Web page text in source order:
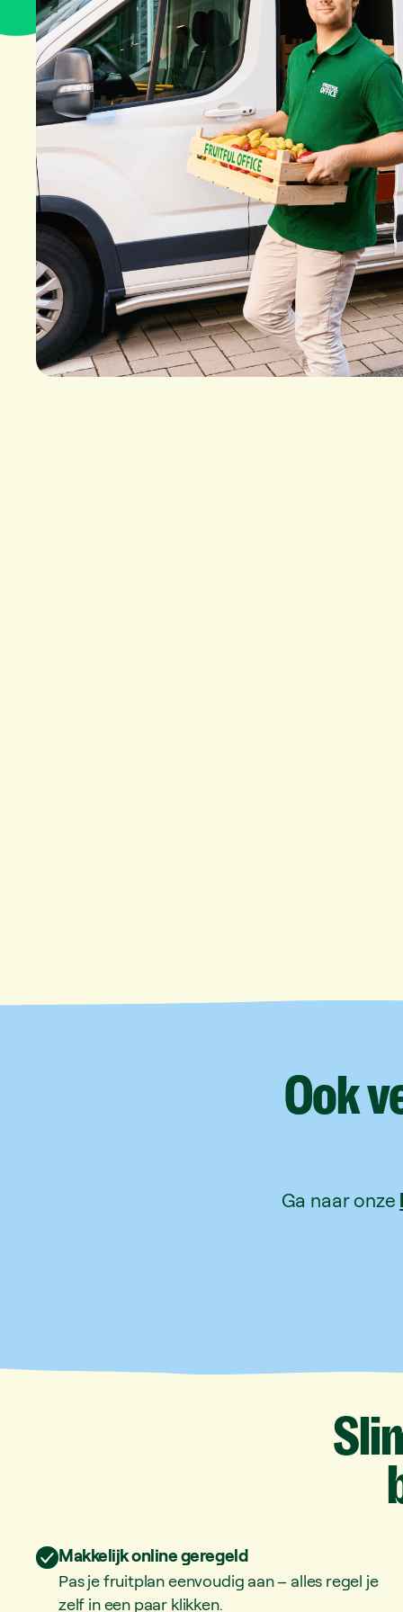
Ook
Ga naar onze
Makkelijk online geregeld
Pas je fruitplan eenvoudig aan – alles regel je
zelf in een paar klikken.